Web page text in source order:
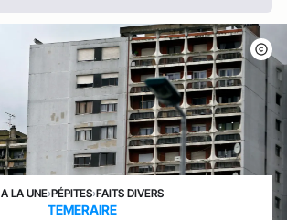
A LA UNE›PÉPITES›FAITS DIVERS
TEMERAIRE